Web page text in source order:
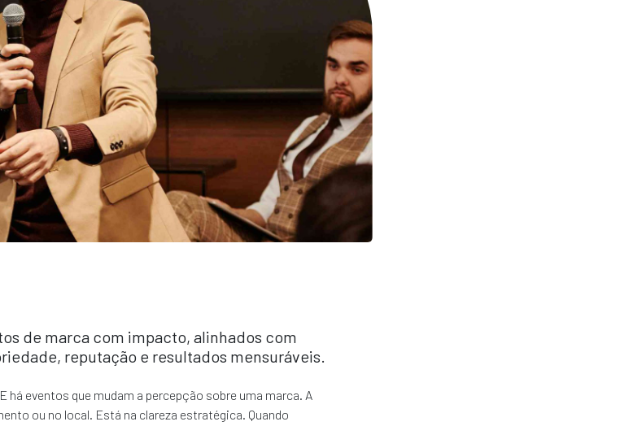
de marca com impacto, alinhados com
reputação e resultados mensuráveis.
há eventos que mudam a percepção sobre uma marca. A
ou no local. Está na clareza estratégica. Quando